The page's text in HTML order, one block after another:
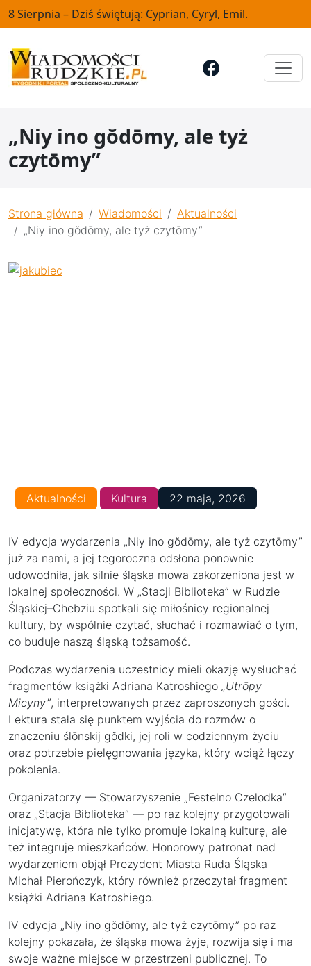
8 Sierpnia – Dziś świętują: Cyprian, Cyryl, Emil.
„Niy ino gŏdōmy, ale tyż
czytōmy”
Strona główna Wiadomości
Aktualności
„Niy ino gŏdōmy, ale tyż czytōmy”
Aktualności Kultura 22 maja, 2026
IV edycja wydarzenia „Niy ino gŏdōmy, ale tyż czytōmy”
już za nami, a jej tegoroczna odsłona ponownie
udowodniła, jak silnie śląska mowa zakorzeniona jest w
lokalnej społeczności. W „Stacji Biblioteka” w Rudzie
Śląskiej–Chebziu spotkali się miłośnicy regionalnej
kultury, by wspólnie czytać, słuchać i rozmawiać o tym,
co buduje naszą śląską tożsamość.
Podczas wydarzenia uczestnicy mieli okazję wysłuchać
fragmentów książki Adriana Katroshiego „Utrōpy
Micyny”, interpretowanych przez zaproszonych gości.
Lektura stała się punktem wyjścia do rozmów o
znaczeniu ślōnskij gŏdki, jej roli w codziennym życiu
oraz potrzebie pielęgnowania języka, który wciąż łączy
pokolenia.
Organizatorzy — Stowarzyszenie „Festelno Czelodka”
oraz „Stacja Biblioteka” — po raz kolejny przygotowali
inicjatywę, która nie tylko promuje lokalną kulturę, ale
też integruje mieszkańców. Honorowy patronat nad
wydarzeniem objął Prezydent Miasta Ruda Śląska
Michał Pierończyk, który również przeczytał fragment
książki Adriana Katroshiego.
IV edycja „Niy ino gŏdōmy, ale tyż czytōmy” po raz
kolejny pokazała, że śląska mowa żyje, rozwija się i ma
swoje ważne miejsce w przestrzeni publicznej. To